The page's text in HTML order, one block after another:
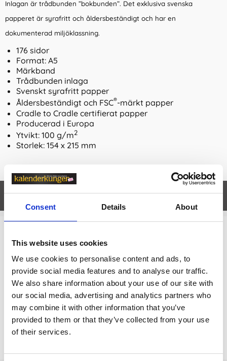
Consent Details About
This website uses cookies
We use cookies to personalise content and ads, to
provide social media features and to analyse our traffic.
We also share information about your use of our site with
our social media, advertising and analytics partners who
may combine it with other information that you’ve
provided to them or that they’ve collected from your use
of their services.
Inlagan är trådbunden ”bokbunden”. Det exklusiva svenska
papperet är syrafritt och åldersbeständigt och har en
dokumenterad miljöklassning.
176 sidor
Format: A5
Märkband
Trådbunden inlaga
Svenskt syrafritt papper
Åldersbeständigt och FSC®-märkt papper
Cradle to Cradle certifierat papper
Producerad i Europa
Ytvikt: 100 g/m2
Storlek: 154 x 215 mm
Egenskaper
Relaterade kategorier
Anteckningsböcker & Anteckningsblock
Anteckningsböcker & Anteckningsblock /Olinjerade
Anteckningsböcker
Prishistorik